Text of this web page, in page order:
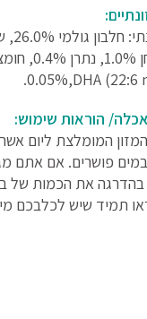
0.05%,DHA (22:6
הוראות שימוש:
בהדרגה את הכמות של
תמיד שיש לכלבכם